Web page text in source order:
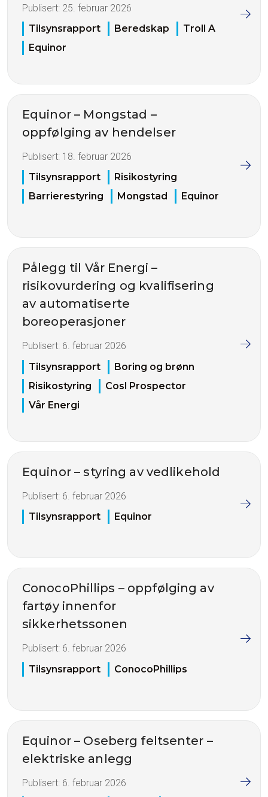
Publisert: 25. februar 2026
Tilsynsrapport
Beredskap
Troll A
Equinor
Equinor – Mongstad –
oppfølging av hendelser
Publisert: 18. februar 2026
Tilsynsrapport
Risikostyring
Barrierestyring
Mongstad Equinor
Pålegg til Vår Energi –
risikovurdering og kvalifisering
av automatiserte
boreoperasjoner
Publisert: 6. februar 2026
Tilsynsrapport
Boring og brønn
Risikostyring
Cosl Prospector
Vår Energi
Equinor – styring av vedlikehold
Publisert: 6. februar 2026
Tilsynsrapport
Equinor
ConocoPhillips – oppfølging av
fartøy innenfor
sikkerhetssonen
Publisert: 6. februar 2026
Tilsynsrapport
ConocoPhillips
Equinor – Oseberg feltsenter –
elektriske anlegg
Publisert: 6. februar 2026